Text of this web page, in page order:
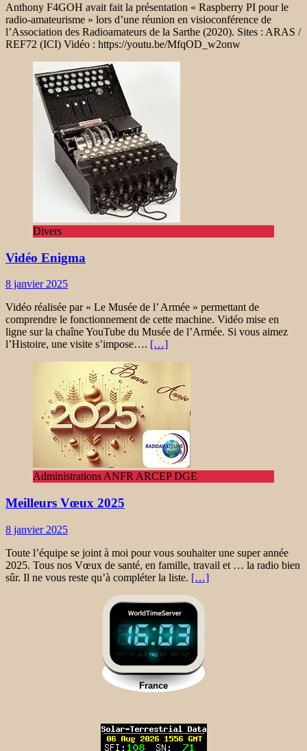
Anthony F4GOH avait fait la présentation « Raspberry PI pour le
radio-amateurisme » lors d’une réunion en visioconférence de
l’Association des Radioamateurs de la Sarthe (2020). Sites : ARAS /
REF72 (ICI) Vidéo : https://youtu.be/MfqOD_w2onw
Divers
Vidéo Enigma
8 janvier 2025
Vidéo réalisée par « Le Musée de l’ Armée » permettant de
comprendre le fonctionnement de cette machine. Vidéo mise en
ligne sur la chaîne YouTube du Musée de l’Armée. Si vous aimez
l’Histoire, une visite s’impose…. […]
Administrations ANFR ARCEP DGE
Meilleurs Vœux 2025
8 janvier 2025
Toute l’équipe se joint à moi pour vous souhaiter une super année
2025. Tous nos Vœux de santé, en famille, travail et … la radio bien
sûr. Il ne vous reste qu’à compléter la liste. […]